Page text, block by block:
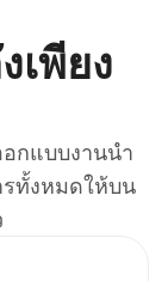
เพียง
กแบบงานนำ
รทั้งหมดให้บน